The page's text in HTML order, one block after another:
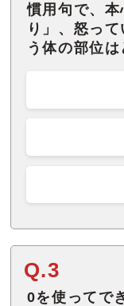
慣用句で、本
り」、怒っ
う体の部位は
Q.3
0を使ってで